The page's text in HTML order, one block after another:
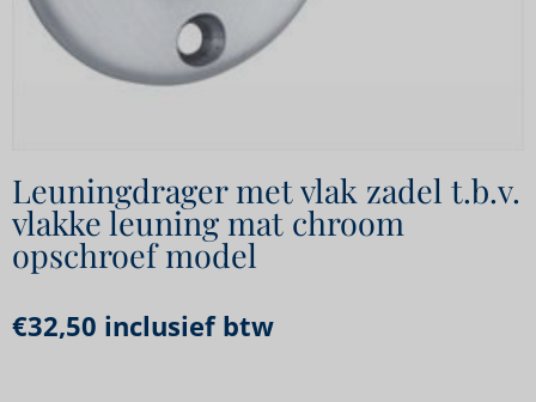
Leuningdrager met vlak zadel t.b.v.
vlakke leuning mat chroom
opschroef model
€32,50 inclusief btw